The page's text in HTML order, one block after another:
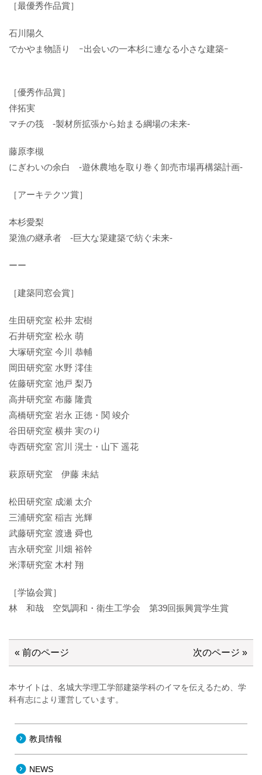
［最優秀作品賞］
石川陽久
でかやま物語り ｰ出会いの一本杉に連なる小さな建築ｰ
［優秀作品賞］
伴拓実
マチの筏 -製材所拡張から始まる綱場の未来-
藤原李槻
にぎわいの余白 -遊休農地を取り巻く卸売市場再構築計画-
［アーキテクツ賞］
本杉愛梨
簗漁の継承者 -巨大な簗建築で紡ぐ未来-
ーー
［建築同窓会賞］
生田研究室 松井 宏樹
石井研究室 松永 萌
大塚研究室 今川 恭輔
岡田研究室 水野 澪佳
佐藤研究室 池戸 梨乃
高井研究室 布藤 隆貴
高橋研究室 岩永 正徳・関 竣介
谷田研究室 横井 実のり
寺西研究室 宮川 滉士・山下 遥花
萩原研究室 伊藤 未結
松田研究室 成瀬 太介
三浦研究室 稲吉 光輝
武藤研究室 渡邊 舜也
吉永研究室 川畑 裕幹
米澤研究室 木村 翔
［学協会賞］
林 和哉 空気調和・衛生工学会 第39回振興賞学生賞
« 前のページ 次のページ »
本サイトは、名城大学理工学部建築学科のイマを伝えるため、学
科有志により運営しています。
教員情報
NEWS